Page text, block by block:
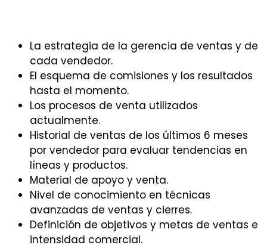
La estrategia de la gerencia de ventas y de
cada vendedor.
El esquema de comisiones y los resultados
hasta el momento.
Los procesos de venta utilizados
actualmente.
Historial de ventas de los últimos 6 meses
por vendedor para evaluar tendencias en
líneas y productos.
Material de apoyo y venta.
Nivel de conocimiento en técnicas
avanzadas de ventas y cierres.
Definición de objetivos y metas de ventas e
intensidad comercial.